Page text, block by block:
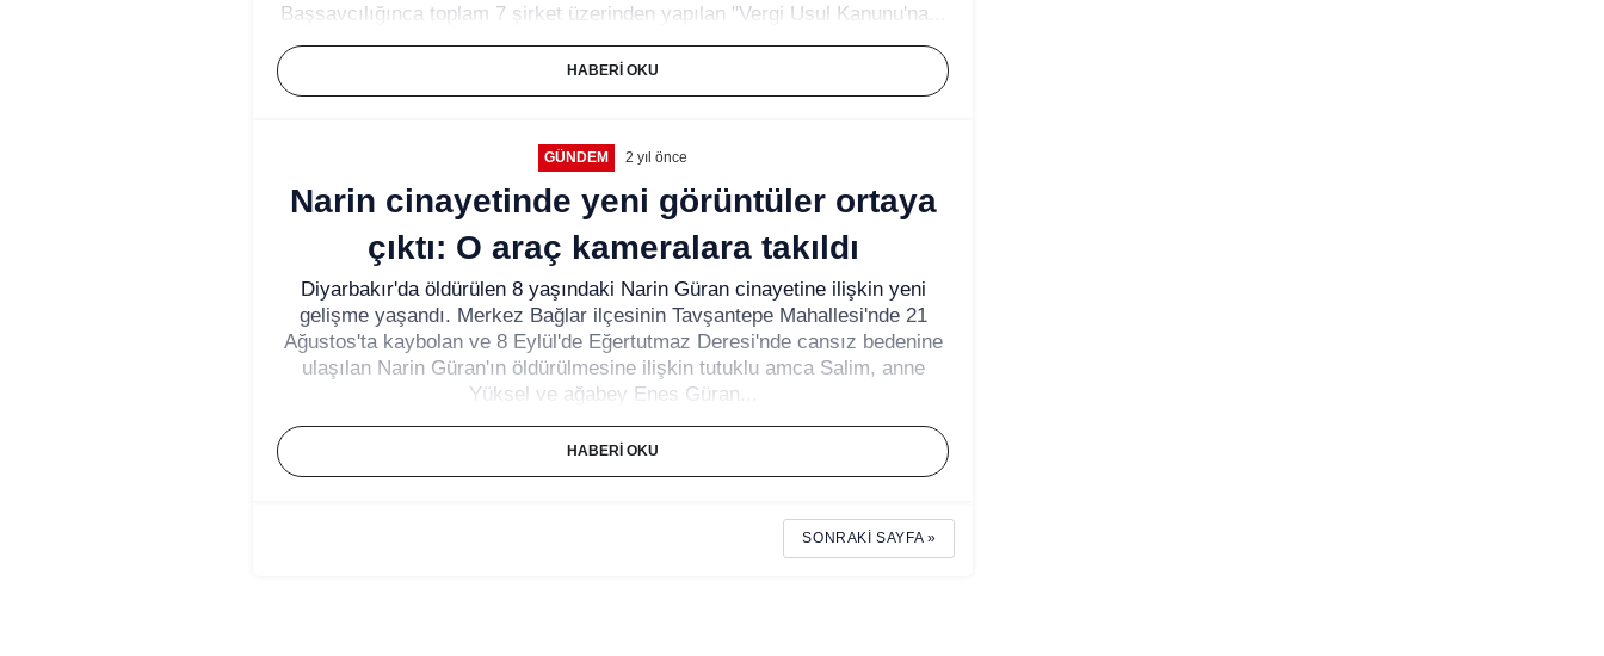
Başsavcılığınca toplam 7 şirket üzerinden yapılan "Vergi Usul Kanunu'na...
HABERI OKU
GÜNDEM 2 yıl önce
Narin cinayetinde yeni görüntüler ortaya
çıktı: O araç kameralara takıldı
Diyarbakır'da öldürülen 8 yaşındaki Narin Güran cinayetine ilişkin yeni
gelişme yaşandı. Merkez Bağlar ilçesinin Tavşantepe Mahallesi'nde 21
Ağustos'ta kaybolan ve 8 Eylül'de Eğertutmaz Deresi'nde cansız bedenine
ulaşılan Narin Güran'ın öldürülmesine ilişkin tutuklu amca Salim, anne
Yüksel ve ağabey Enes Güran...
HABERI OKU
SONRAKI SAYFA »